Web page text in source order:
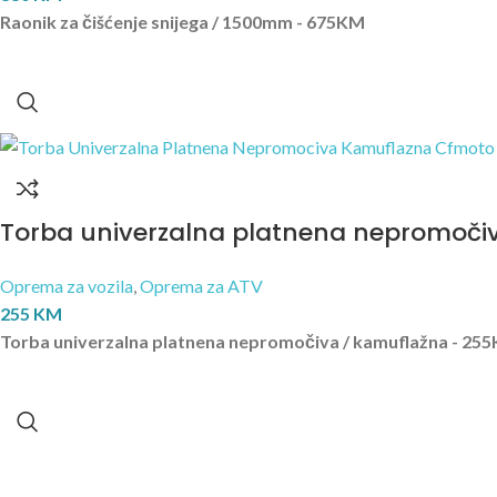
Raonik za čišćenje snijega / 1500mm - 675KM
Torba univerzalna platnena
Oprema za vozila Oprema za ATV
255 KM
Torba univerzalna platnena nepromočiva / kamuflažna -